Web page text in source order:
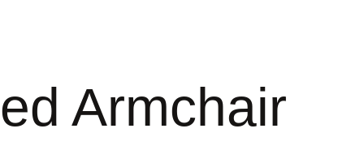
Armchair